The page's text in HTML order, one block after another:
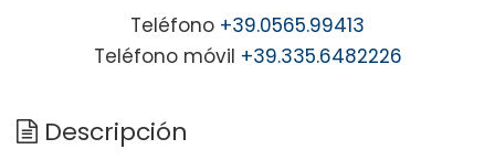
Teléfono +39.0565.99413
Teléfono móvil +39.335.6482226
Descripción